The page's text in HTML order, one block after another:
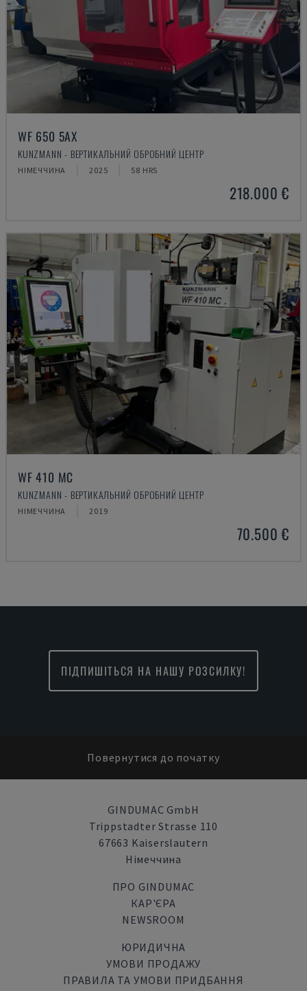
WF 650 5AX
KUNZMANN - ВЕРТИКАЛЬНИЙ ОБРОБНИЙ ЦЕНТР
НІМЕЧЧИНА 2025 58 HRS
218.000 €
WF 410 MC
KUNZMANN - ВЕРТИКАЛЬНИЙ ОБРОБНИЙ ЦЕНТР
НІМЕЧЧИНА 2019
70.500 €
ПІДПИШІТЬСЯ НА НАШУ РОЗСИЛКУ!
Повернутися до початку
GINDUMAC GmbH
Trippstadter Strasse 110
67663 Kaiserslautern
Німеччина
ПРО GINDUMAC
КАР'ЄРА
NEWSROOM
ЮРИДИЧНА
УМОВИ ПРОДАЖУ
ПРАВИЛА ТА УМОВИ ПРИДБАННЯ